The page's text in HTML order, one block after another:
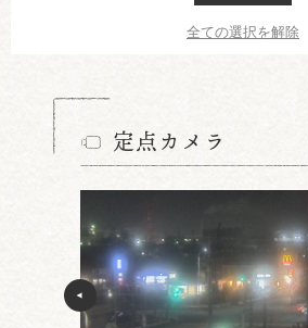
全ての選択を解除
定点カメラ